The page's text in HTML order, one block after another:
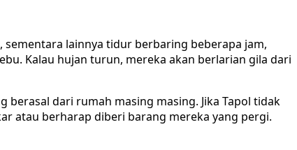
lainnya tidur berbaring beberapa jam,
Kalau hujan turun, mereka akan berlarian gila dari
dari rumah masing masing. Jika Tapol tidak
atau berharap diberi barang mereka yang pergi.